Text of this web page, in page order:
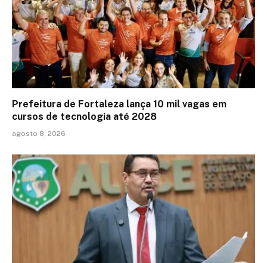
Prefeitura de Fortaleza lança 10 mil vagas em
cursos de tecnologia até 2028
agosto 8, 2026